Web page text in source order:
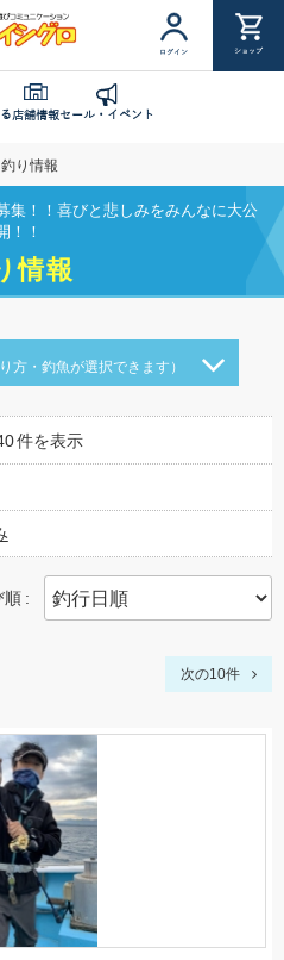
ログイン ショップ
店舗情報セール・イベント
釣り情報
集！！喜びと悲しみをみんなに大公
！！
情報
方・釣魚が選択できます）
件を表示
順
次の10件